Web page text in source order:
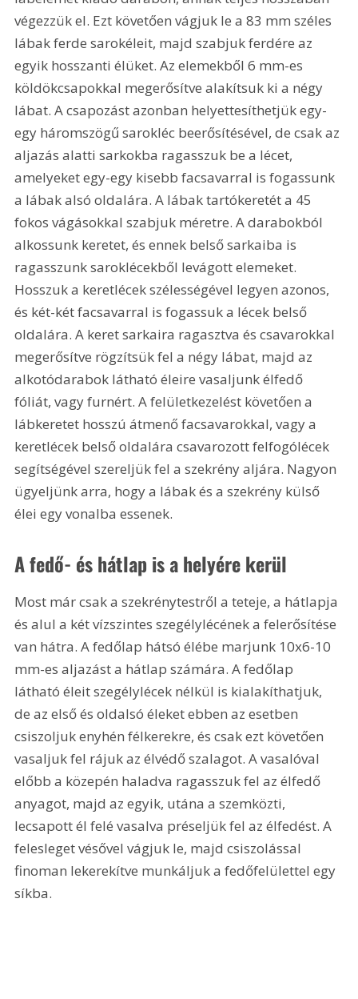
végezzük el. Ezt követően vágjuk le a 83 mm széles
lábak ferde sarokéleit, majd szabjuk ferdére az
egyik hosszanti élüket. Az elemekből 6 mm-es
köldökcsapokkal megerősítve alakítsuk ki a négy
lábat. A csapozást azonban helyettesíthetjük egy-
egy háromszögű sarokléc beerősítésével, de csak az
aljazás alatti sarkokba ragasszuk be a lécet,
amelyeket egy-egy kisebb facsavarral is fogassunk
a lábak alsó oldalára. A lábak tartókeretét a 45
fokos vágásokkal szabjuk méretre. A darabokból
alkossunk keretet, és ennek belső sarkaiba is
ragasszunk saroklécekből levágott elemeket.
Hosszuk a keretlécek szélességével legyen azonos,
és két-két facsavarral is fogassuk a lécek belső
oldalára. A keret sarkaira ragasztva és csavarokkal
megerősítve rögzítsük fel a négy lábat, majd az
alkotódarabok látható éleire vasaljunk élfedő
fóliát, vagy furnért. A felületkezelést követően a
lábkeretet hosszú átmenő facsavarokkal, vagy a
keretlécek belső oldalára csavarozott felfogólécek
segítségével szereljük fel a szekrény aljára. Nagyon
ügyeljünk arra, hogy a lábak és a szekrény külső
élei egy vonalba essenek.
A fedő- és hátlap is a helyére kerül
Most már csak a szekrénytestről a teteje, a hátlapja
és alul a két vízszintes szegélylécének a felerősítése
van hátra. A fedőlap hátsó élébe marjunk 10x6-10
mm-es aljazást a hátlap számára. A fedőlap
látható éleit szegélylécek nélkül is kialakíthatjuk,
de az első és oldalsó éleket ebben az esetben
csiszoljuk enyhén félkerekre, és csak ezt követően
vasaljuk fel rájuk az élvédő szalagot. A vasalóval
előbb a közepén haladva ragasszuk fel az élfedő
anyagot, majd az egyik, utána a szemközti,
lecsapott él felé vasalva préseljük fel az élfedést. A
felesleget vésővel vágjuk le, majd csiszolással
finoman lekerekítve munkáljuk a fedőfelülettel egy
síkba.